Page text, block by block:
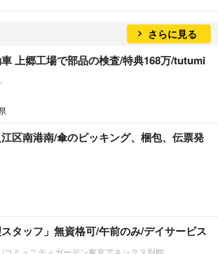
さらに見る
車 上郷工場で部品の検査/特典168万/tutumi
区南港南/傘のピッキング、梱包、伝票発
スタッフ」無資格可/午前のみ/デイサービス
コミュニティガーデン東京アネックス別館